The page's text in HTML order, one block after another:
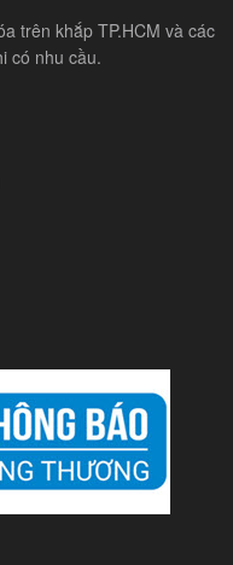
trên khắp TP.HCM và các
có nhu cầu.